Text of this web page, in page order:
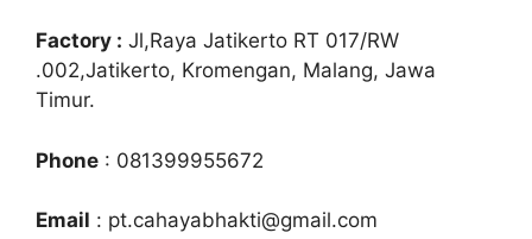
Factory : Jl,Raya Jatikerto RT 017/RW
.002,Jatikerto, Kromengan, Malang, Jawa
Timur.
Phone : 081399955672
Email : pt.cahayabhakti@gmail.com